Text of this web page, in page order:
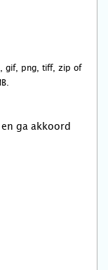
gif, png, tiff, zip of
ga akkoord